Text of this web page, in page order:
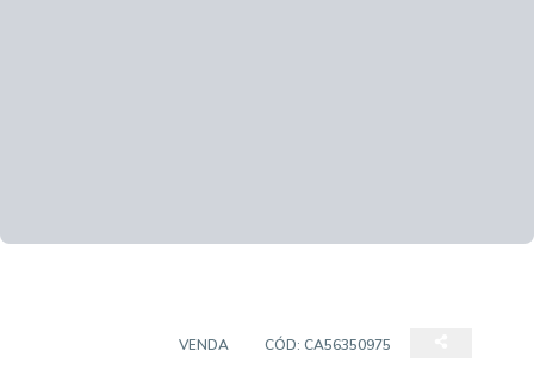
VENDA CÓD: CA56350975